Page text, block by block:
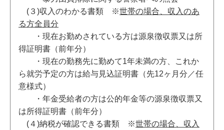
(３)収入のわかる書類 ※世帯の場合、収入のあ
る方全員分
・現在お勤めされている方は源泉徴収票又は所
得証明書（前年分）
・現在の勤務先に勤めて1年未満の方、これか
ら就労予定の方は給与見込証明書（先12ヶ月分／任
意様式）
・年金受給者の方は公的年金等の源泉徴収票又
は所得証明書（前年分）
(４)納税が確認できる書類 ※世帯の場合、収入